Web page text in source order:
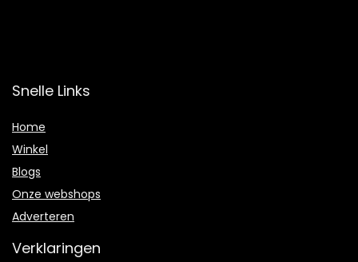
Snelle Links
Home
Winkel
Blogs
Onze webshops
Adverteren
Verklaringen